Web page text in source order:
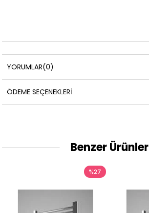
YORUMLAR(0)
ÖDEME SEÇENEKLERI
Benzer Ürünler
%27